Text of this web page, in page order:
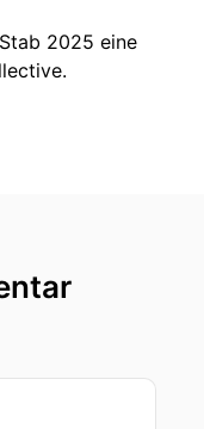
2025 eine
neu denken
Podcast
Hier sprechen